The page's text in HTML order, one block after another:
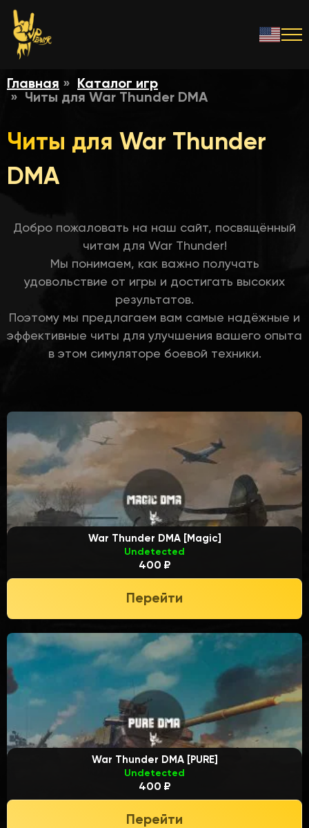
Главная
Каталог игр
Читы для War Thunder DMA
Читы для War Thunder
DMA
Добро пожаловать на наш сайт, посвящённый
читам для War Thunder!
Мы понимаем, как важно получать
удовольствие от игры и достигать высоких
результатов.
Поэтому мы предлагаем вам самые надёжные и
эффективные читы для улучшения вашего опыта
в этом симуляторе боевой техники.
War Thunder DMA [Magic]
Undetected
400 ₽
Перейти
War Thunder DMA [PURE]
Undetected
400 ₽
Перейти